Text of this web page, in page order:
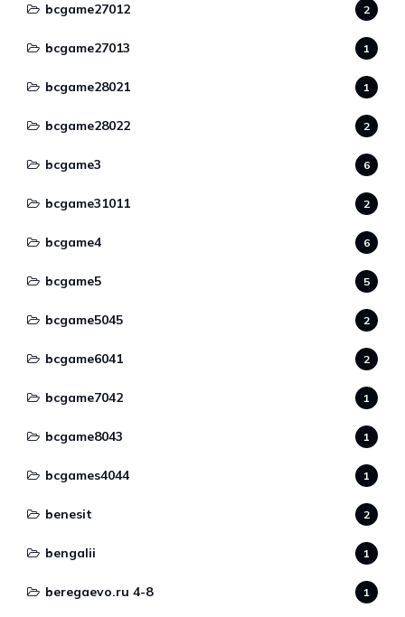
bcgame27012 2
bcgame27013 1
bcgame28021 1
bcgame28022 2
bcgame3 6
bcgame31011 2
bcgame4 6
bcgame5 5
bcgame5045 2
bcgame6041 2
bcgame7042 1
bcgame8043 1
bcgames4044 1
benesit 2
bengalii 1
beregaevo.ru 4-8 1